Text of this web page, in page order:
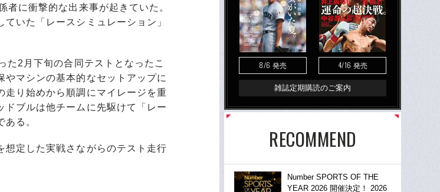
に衝撃的な出来事が起きていた。
いた「レースシミュレーション」
2月下旬の合同テストとなったこ
マシンの基本的なセットアップに
走り始めから順調にマイレージを重
ブルは他チームに先駆けて「レー
る。
想定した実戦さながらのテスト走行
8/6 発売 4/16 発売
雑誌定期購読のご案内
RECOMMEND
Number SPORTS OF THE
YEAR 2026 開催決定！ 2026